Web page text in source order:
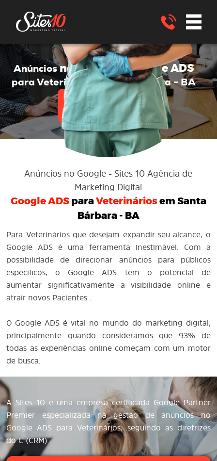
Anúnciosno Google noGoogle ADS
para VeterináriosSanta Bárbara - BA
ENVIE UM WHATSAPP
Anúncios no Google- Sites 10 Agência de
Marketing Digital
Google ADSpara Veterináriosem Santa
Bárbara - BA
Para Veterinários que desejam expandir seu alcance, o
Google ADS é uma ferramenta inestimável. Com a
possibilidade de direcionar anúncios para públicos
específicos, o Google ADS tem o potencial de
aumentar significativamente a visibilidade online e
atrair novos Pacientes .
O Google ADS é vital no mundo do marketing digital,
principalmente quando consideramos que 93% de
todas as experiências online começam com um motor
de busca.
A Sites 10 é uma empresa certificada Google Partner
Premier especializada na gestão de anúncios no
Google ADS para Veterinários, seguindo as diretrizes
do C (CRM) .